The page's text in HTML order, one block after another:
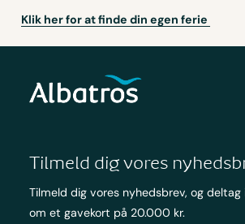
Klik her for at finde din egen ferie
Tilmeld dig vores
Tilmeld dig vores nyhedsbrev, og deltag
om et gavekort på 20.000 kr.